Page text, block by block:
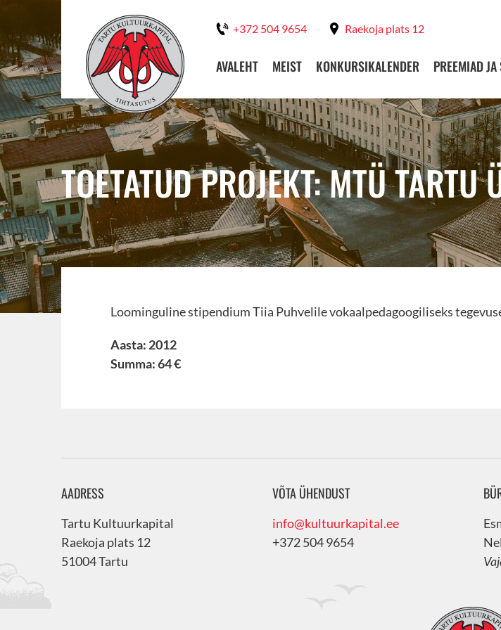
+372 504 9654 Raekoja plats 12
AVALEHT MEIST KONKURSIKALENDER PREEMIAD
TOETATUD PROJEKT: MTÜ TARTU
Loominguline stipendium Tiia Puhvelile vokaalpedagoogiliseks
Aasta: 2012
Summa: 64 €
AADRESS
Tartu Kultuurkapital
Raekoja plats 12
51004 Tartu
VÕTA ÜHENDUST
info@kultuurkapital.ee
+372 504 9654